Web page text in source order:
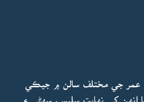
عمر جي مختلف سالن ۾ جيڪي
انهن کي نهايت سليس، سهڻي ۽